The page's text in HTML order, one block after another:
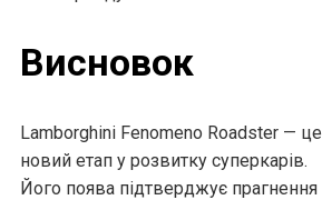
Висновок
Lamborghini Fenomeno Roadster — це
новий етап у розвитку суперкарів.
Його поява підтверджує прагнення